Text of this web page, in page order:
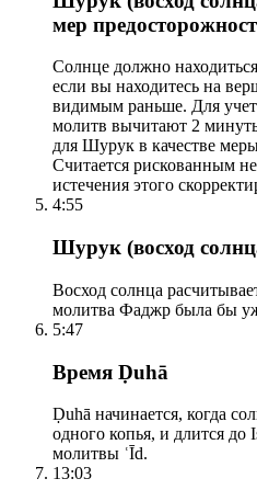
мер
Солнце должно
если вы находитесь на
видимым раньше. Для
молитв вычитают 2
для Шурук в качестве
Считается рискованным
истечения этого
4:55
Шурук (восход
Восход солнца
молитва Фаджр была бы
5:47
Время Ḍuhā
Ḍuhā начинается, когда
одного копья, и длится до
молитвы ʿĪd.
13:03